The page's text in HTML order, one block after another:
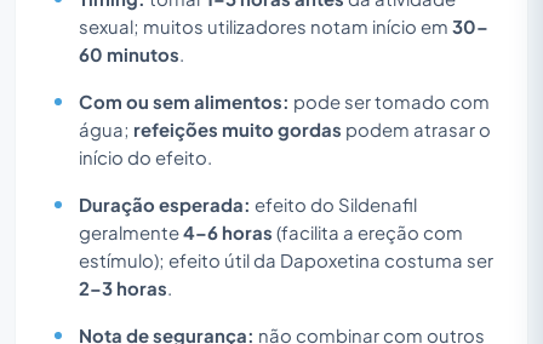
sexual; muitos utilizadores notam início em 30–
60 minutos.
Com ou sem alimentos: pode ser tomado com
água; refeições muito gordas podem atrasar o
início do efeito.
Duração esperada: efeito do Sildenafil
geralmente4–6 horas (facilita a ereção com
estímulo); efeito útil da Dapoxetina costuma ser
2–3 horas.
Nota de segurança: não combinar com outros